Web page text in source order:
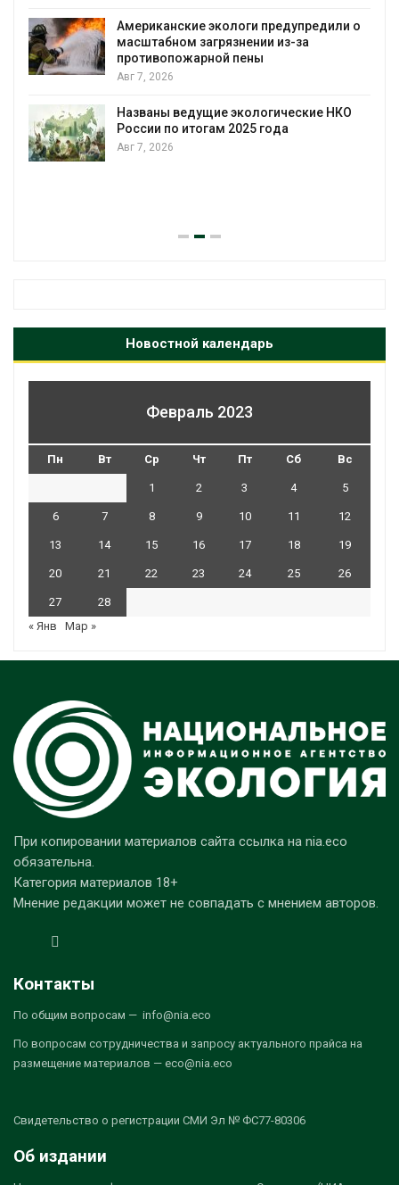
о
уборку контейнерных площадок
Авг 7, 2026
Панамский канал вновь
воды
Авг 6, 2026
Новостной календарь
Февраль 2023
Пн Вт Ср Чт Пт Сб Вс
1 2 3 4 5
6 7 8 9 10 11 12
13 14 15 16 17 18 19
20 21 22 23 24 25 26
27
28
« Янв
Мар »
При копировании материалов сайта ссылка на nia.eco
обязательна.
Категория материалов 18+
Мнение редакции может не совпадать с мнением авторов.
Контакты
По общим вопросам — info@nia.eco
По вопросам сотрудничества и запросу актуального прайса на
размещение материалов — eco@nia.eco
Свидетельство о регистрации СМИ Эл № ФС77-80306
Об издании